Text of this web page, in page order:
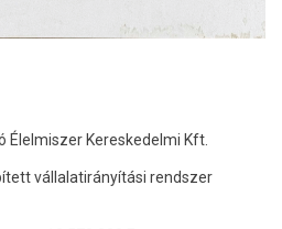
Élelmiszer Kereskedelmi Kft.
vállalatirányítási rendszer